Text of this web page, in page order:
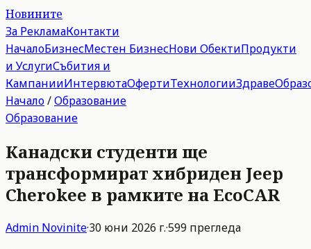
Новините
За РекламаКонтакти
НачалоБизнесМестен БизнесНови ОбектиПродукти
и УслугиСъбития и
КампанииИнтервютаОфертиТехнологииЗдраве
Начало/Образование
Образование
Канадски студенти ще
трансформират хибриден Jeep
Cherokee в рамките на EcoCAR
Admin Novinite·30 юни 2026 г.·599 прегледа